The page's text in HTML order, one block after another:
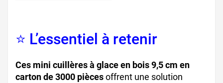
⭐ L’essentiel à retenir
Ces mini cuillères à glace en bois 9,5 cm en
carton de 3000 piècesoffrent une solution